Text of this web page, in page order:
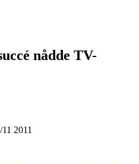
nådde TV-
2011